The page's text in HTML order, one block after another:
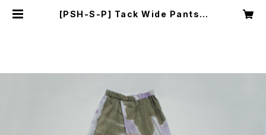
[PSH-S-P] Tack Wide Pants |